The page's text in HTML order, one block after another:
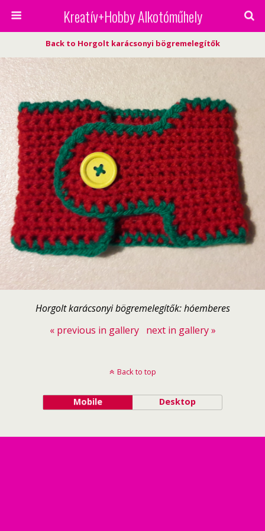
Kreatív+Hobby Alkotóműhely
Back to Horgolt karácsonyi bögremelegítők
Horgolt karácsonyi bögremelegítők: hóemberes
« previous in gallery
next in gallery »
Back to top
Mobile Desktop